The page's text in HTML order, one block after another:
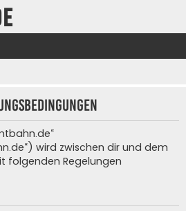
wird zwischen dir und dem
folgenden Regelungen